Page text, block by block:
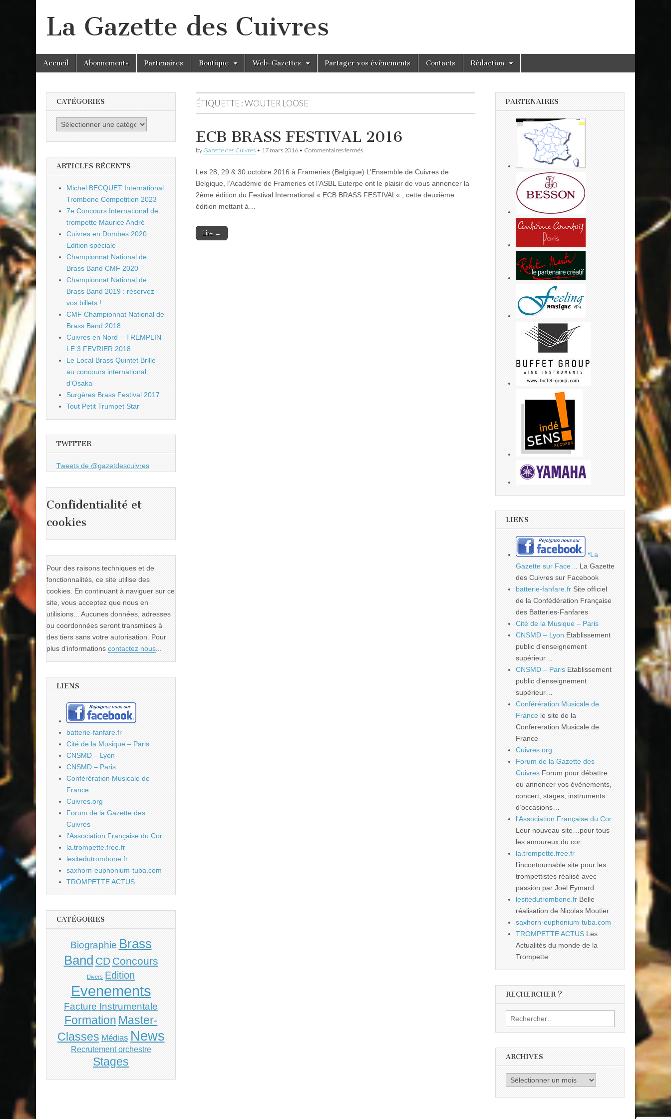
La Gazette des Cuivres
Main
menu
Skip
Accueil Abonnements Partenaires Boutique Web-Gazettes Partager vos évènements Contacts Rédaction
ÉTIQUETTE :WOUTER LOOSE
ECB BRASS FESTIVAL 2016
by Gazette des Cuivres • 17 mars 2016 • Commentaires ferméssur
FESTIVAL
2016
Les 28, 29 & 30 octobre 2016 à Frameries (Belgique) L’Ensemble de Cuivres de
Belgique, l’Académie de Frameries et l’ASBL Euterpe ont le plaisir de vous annoncer la
2ème édition du Festival International « ECB BRASS FESTIVAL« , cette deuxième
édition mettant à…
Lire →
CATÉGORIES
Catégories
ARTICLES RÉCENTS
Michel BECQUET International
Trombone Competition 2023
7e Concours International de
trompette Maurice André
Cuivres en Dombes 2020:
Edition spéciale
Championnat National de
Brass Band CMF 2020
Championnat National de
Brass Band 2019 : réservez
vos billets !
CMF Championnat National de
Brass Band 2018
Cuivres en Nord – TREMPLIN
LE 3 FEVRIER 2018
Le Local Brass Quintet Brille
au concours international
d’Osaka
Surgères Brass Festival 2017
Tout Petit Trumpet Star
TWITTER
Tweets de @gazetdescuivres
Confidentialité et
cookies
Pour des raisons techniques et de
fonctionnalités, ce site utilise des
cookies. En continuant à naviguer sur ce
site, vous acceptez que nous en
utilisions... Aucunes données, adresses
ou coordonnées seront transmises à
des tiers sans votre autorisation. Pour
plus d'informations contactez nous...
LIENS
batterie-fanfare.fr
Cité de la Musique – Paris
CNSMD – Lyon
CNSMD – Paris
Conférération Musicale de
France
Cuivres.org
Forum de la Gazette des
Cuivres
l'Association Française du Cor
la.trompette.free.fr
lesitedutrombone.fr
saxhorn-euphonium-tuba.com
TROMPETTE ACTUS
CATÉGORIES
Biographie Brass
Band CD Concours
Divers Edition
Evenements
Facture Instrumentale
Formation Master-
Classes Médias News
Recrutement orchestre
Stages
PARTENAIRES
LIENS
*La
Gazette sur Face…
La Gazette
des Cuivres sur Facebook
batterie-fanfare.fr Site officiel
de la Confédération Française
des Batteries-Fanfares
Cité de la Musique – Paris
CNSMD – Lyon Etablissement
public d’enseignement
supérieur…
CNSMD – Paris Etablissement
public d’enseignement
supérieur…
Conférération Musicale de
France le site de la
Confereration Musicale de
France
Cuivres.org
Forum de la Gazette des
Cuivres Forum pour débattre
ou annoncer vos évènements,
concert, stages, instruments
d’occasions…
l'Association Française du Cor
Leur nouveau site…pour tous
les amoureux du cor…
la.trompette.free.fr
l’incontournable site pour les
trompettistes réalisé avec
passion par Joël Eymard
lesitedutrombone.fr Belle
réalisation de Nicolas Moutier
saxhorn-euphonium-tuba.com
TROMPETTE ACTUS Les
Actualités du monde de la
Trompette
RECHERCHER ?
Rechercher :
ARCHIVES
Archives